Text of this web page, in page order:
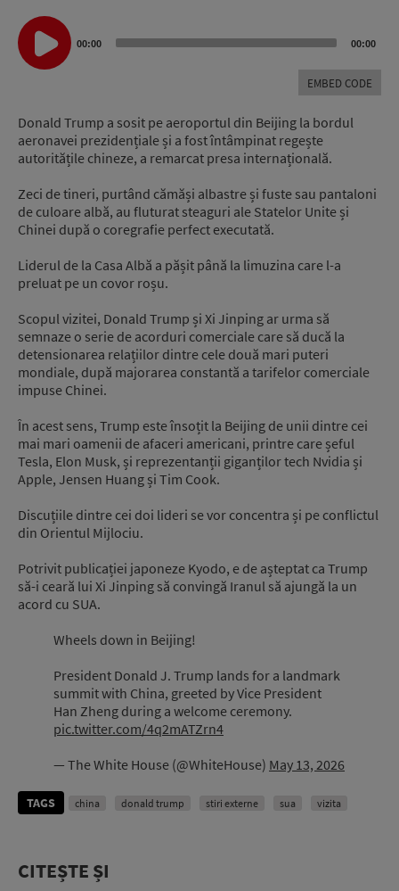
Audio
Player
00:00 00:00
EMBED CODE
Donald Trump a sosit pe aeroportul din Beijing la bordul
aeronavei prezidențiale și a fost întâmpinat regește
autoritățile chineze, a remarcat presa internațională.
Zeci de tineri, purtând cămăși albastre și fuste sau pantaloni
de culoare albă, au fluturat steaguri ale Statelor Unite și
Chinei după o coregrafie perfect executată.
Liderul de la Casa Albă a pășit până la limuzina care l-a
preluat pe un covor roșu.
Scopul vizitei, Donald Trump și Xi Jinping ar urma să
semnaze o serie de acorduri comerciale care să ducă la
detensionarea relațiilor dintre cele două mari puteri
mondiale, după majorarea constantă a tarifelor comerciale
impuse Chinei.
În acest sens, Trump este însoțit la Beijing de unii dintre cei
mai mari oamenii de afaceri americani, printre care șeful
Tesla, Elon Musk, și reprezentanții giganților tech Nvidia și
Apple, Jensen Huang și Tim Cook.
Discuțiile dintre cei doi lideri se vor concentra și pe conflictul
din Orientul Mijlociu.
Potrivit publicației japoneze Kyodo, e de așteptat ca Trump
să-i ceară lui Xi Jinping să convingă Iranul să ajungă la un
acord cu SUA.
Wheels down in Beijing!
President Donald J. Trump lands for a landmark
summit with China, greeted by Vice President
Han Zheng during a welcome ceremony.
pic.twitter.com/4q2mATZrn4
— The White House (@WhiteHouse) May 13, 2026
TAGS china donald trump stiri externe sua vizita
CITEȘTE ȘI